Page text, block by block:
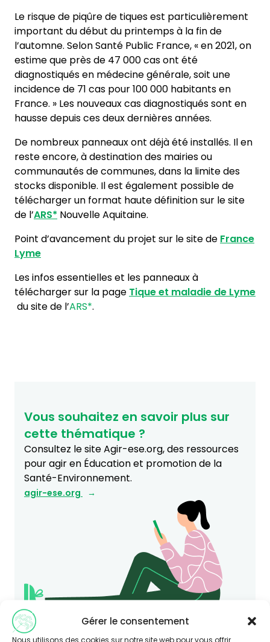
Gérer le consentement
Nous utilisons des cookies sur notre site web pour vous offrir
Le risque de piqûre de tiques est particulièrement
important du début du printemps à la fin de
l’automne. Selon Santé Public France, « en 2021, on
estime que près de 47 000 cas ont été
diagnostiqués en médecine générale, soit une
incidence de 71 cas pour 100 000 habitants en
France. » Les nouveaux cas diagnostiqués sont en
hausse depuis ces deux dernières années.
De nombreux panneaux ont déjà été installés. Il en
reste encore, à destination des mairies ou
communautés de communes, dans la limite des
stocks disponible. Il est également possible de
télécharger un format haute définition sur le site
de l’ARS* Nouvelle Aquitaine.
Point d’avancement du projet sur le site de France
Lyme
Les infos essentielles et les panneaux à
télécharger sur la page Tique et maladie de Lyme
du site de l’ARS*.
Vous souhaitez en savoir plus sur
cette thématique ?
Consultez le site Agir-ese.org, des ressources
pour agir en Éducation et promotion de la
Santé-Environnement.
agir-ese.org